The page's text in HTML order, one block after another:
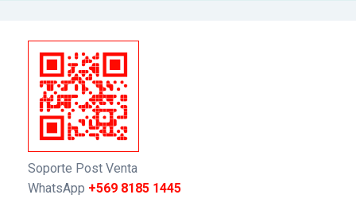
Monitores Médicos
Resonancia Magnética
Soporte Post Venta
WhatsApp +569 8185 1445